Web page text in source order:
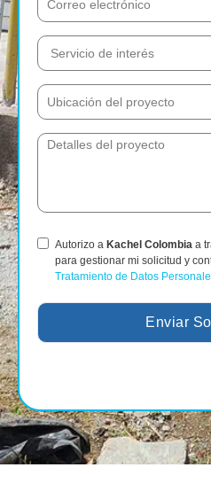
Autorizo a Kachel Colombia a
para gestionar mi solicitud y
Tratamiento de Datos
Enviar